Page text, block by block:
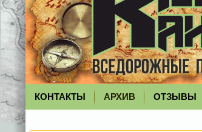
КОНТАКТЫ АРХИВ ОТЗЫВЫ